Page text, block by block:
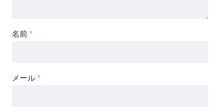
名前 *
メール *